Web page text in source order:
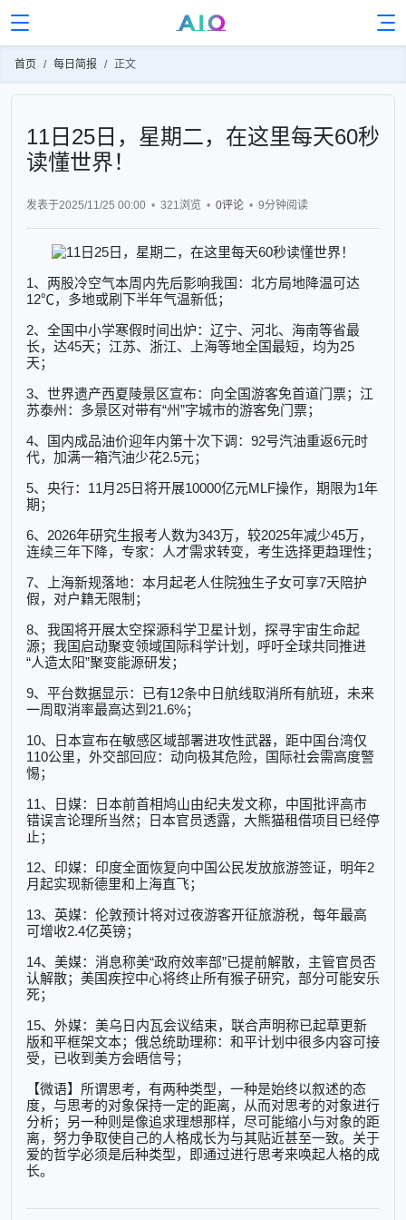
首页 每日简报 正文
11日25日，星期二，在这里每天60秒
读懂世界！
发表于2025/11/25 00:00 321浏览 0评论 9分钟阅读
1、两股冷空气本周内先后影响我国：北方局地降温可达
12℃，多地或刷下半年气温新低；
2、全国中小学寒假时间出炉：辽宁、河北、海南等省最
长，达45天；江苏、浙江、上海等地全国最短，均为25
天；
3、世界遗产西夏陵景区宣布：向全国游客免首道门票；江
苏泰州：多景区对带有“州”字城市的游客免门票；
4、国内成品油价迎年内第十次下调：92号汽油重返6元时
代，加满一箱汽油少花2.5元；
5、央行：11月25日将开展10000亿元MLF操作，期限为1年
期；
6、2026年研究生报考人数为343万，较2025年减少45万，
连续三年下降，专家：人才需求转变，考生选择更趋理性；
7、上海新规落地：本月起老人住院独生子女可享7天陪护
假，对户籍无限制；
8、我国将开展太空探源科学卫星计划，探寻宇宙生命起
源；我国启动聚变领域国际科学计划，呼吁全球共同推进
“人造太阳”聚变能源研发；
9、平台数据显示：已有12条中日航线取消所有航班，未来
一周取消率最高达到21.6%；
10、日本宣布在敏感区域部署进攻性武器，距中国台湾仅
110公里，外交部回应：动向极其危险，国际社会需高度警
惕；
11、日媒：日本前首相鸠山由纪夫发文称，中国批评高市
错误言论理所当然；日本官员透露，大熊猫租借项目已经停
止；
12、印媒：印度全面恢复向中国公民发放旅游签证，明年2
月起实现新德里和上海直飞；
13、英媒：伦敦预计将对过夜游客开征旅游税，每年最高
可增收2.4亿英镑；
14、美媒：消息称美“政府效率部”已提前解散，主管官员否
认解散；美国疾控中心将终止所有猴子研究，部分可能安乐
死；
15、外媒：美乌日内瓦会议结束，联合声明称已起草更新
版和平框架文本；俄总统助理称：和平计划中很多内容可接
受，已收到美方会晤信号；
【微语】所谓思考，有两种类型，一种是始终以叙述的态
度，与思考的对象保持一定的距离，从而对思考的对象进行
分析；另一种则是像追求理想那样，尽可能缩小与对象的距
离，努力争取使自己的人格成长为与其贴近甚至一致。关于
爱的哲学必须是后种类型，即通过进行思考来唤起人格的成
长。